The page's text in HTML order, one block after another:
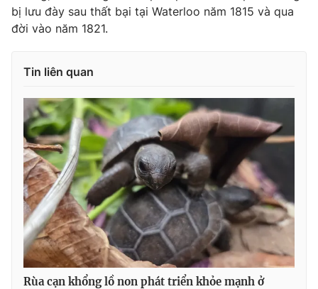
Ðiện thoại Thời báo VTV:024.66 897 897
Email:toasoan@vtv.vn
® Cấm sao chép dưới mọi hình thức nếu không có sự chấp
thuận bằng văn bản. Ghi rõ nguồn VTV.vn khi phát hành lại
thông tin từ website này.
bị lưu đày sau thất bại tại Waterloo năm 1815 và qua
đời vào năm 1821.
Tin liên quan
Rùa cạn khổng lồ non phát triển khỏe mạnh ở